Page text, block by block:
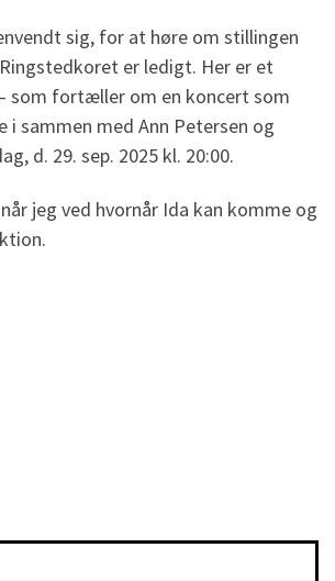
sig, for at høre om stillingen
er ledigt. Her er et
som fortæller om en koncert som
i sammen med Ann Petersen og
d. 29. sep. 2025 kl. 20:00.
jeg ved hvornår Ida kan komme og